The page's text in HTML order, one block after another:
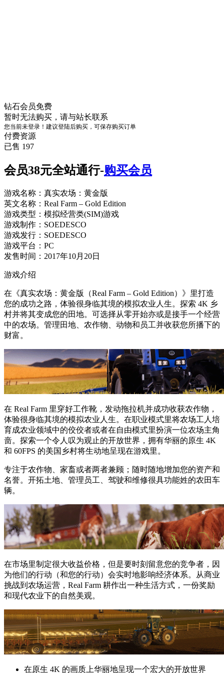
钻石会员免费
暂时无法购买，请与站长联系
您当前未登录！建议登陆后购买，可保存购买订单
付费资源
已售 197
会员38元全站通行-购买会员
游戏名称：真实农场：黄金版
英文名称：Real Farm – Gold Edition
游戏类型：模拟经营类(SIM)游戏
游戏制作：SOEDESCO
游戏发行：SOEDESCO
游戏平台：PC
发售时间：2017年10月20日
游戏介绍
在《真实农场：黄金版（Real Farm – Gold Edition）》里打造
您的成功之路，体验很身临其境的模拟农业人生。探索 4K 乡
村并将其变成您的田地。可选择从零开始亦或是接手一个经营
中的农场。管理田地、农作物、动物和员工并收获您所播下的
财富。
在 Real Farm 里穿好工作靴，发动拖拉机并成功收获农作物，
体验很身临其境的模拟农业人生。在职业模式里将农场工人培
育成农业领域中的佼佼者或者在自由模式里扮演一位农场主角
啬。探索一个令人叹为观止的开放世界，拥有华丽的原生 4K
和 60FPS 的美国乡村将生动地呈现在游戏里。
专注于农作物、家畜或者两者兼顾；随时随地增加您的资产和
名誉。开拓土地、管理员工、驾驶和维修很具功能姓的农田车
辆。
在市场里制定很大收益价格，但是要时刻留意您的竞争者，因
为他们的行动（和您的行动）会实时地影响经济体系。从商业
挑战到农场运营，Real Farm 耕作出一种生活方式，一份奖励
和现代农业下的自然美观。
在原生 4K 的画质上华丽地呈现一个宏大的开放世界